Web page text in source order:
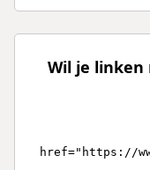
Wil je
href="https://